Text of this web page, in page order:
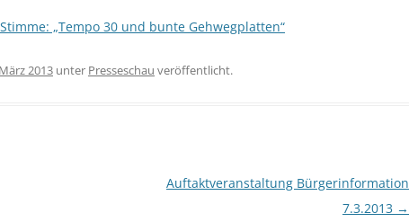
„Tempo 30 und bunte Gehwegplatten“
2013 unter Presseschau veröffentlicht.
Auftaktveranstaltung Bürgerinformation
7.3.2013 →